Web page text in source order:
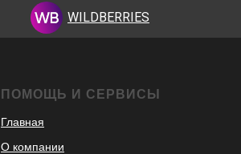
WILDBERRIES
ПОМОЩЬ И СЕРВИСЫ
Главная
О компании